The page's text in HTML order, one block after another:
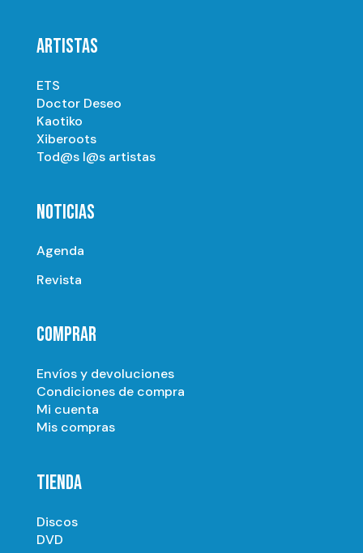
ARTISTAS
ETS
Doctor Deseo
Kaotiko
Xiberoots
Tod@s l@s artistas
NOTICIAS
Agenda
Revista
COMPRAR
Envíos y devoluciones
Condiciones de compra
Mi cuenta
Mis compras
TIENDA
Discos
DVD